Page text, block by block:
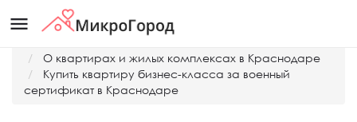
menu
О квартирах и жилых комплексах в Краснодаре
Купить квартиру бизнес-класса за военный
сертификат в Краснодаре